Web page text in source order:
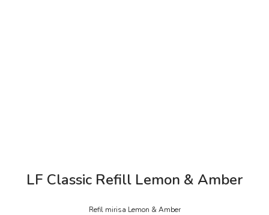
LF Classic Refill Lemon & Amber
Refil mirisa Lemon & Amber